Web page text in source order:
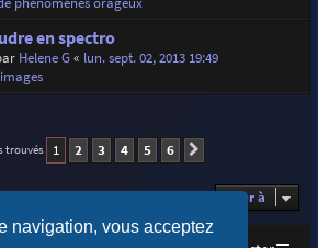
navigation, vous acceptez
en spectro
Helene G« lun. sept. 02, 2013 19:49
trouvés 1 2 3 4 5 6
Aller à